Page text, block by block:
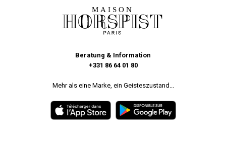
Beratung & Information
+331 86 64 01 80
Mehr als eine Marke, ein Geisteszustand...